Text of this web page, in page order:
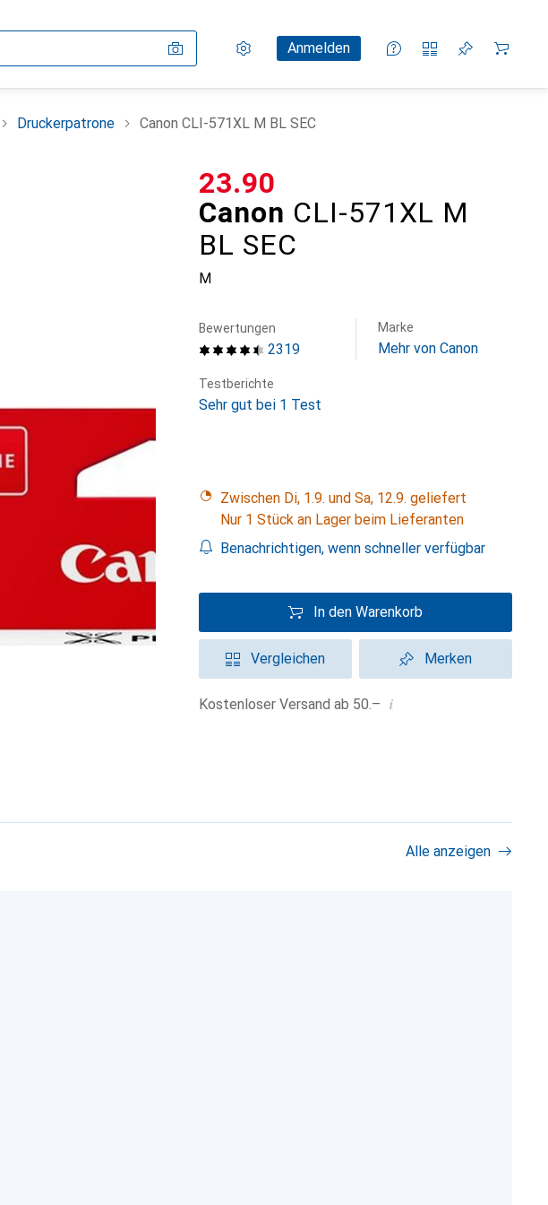
Einstellungen
KundenkontoAnmelden
Vergleichslisten
Merklisten
Warenkorb
Druckerpatrone Canon CLI-571XL M BL SEC
Canon CLI-571XL M
BL SEC
M
CHF
23.90
2319
Bewertungen Marke
Mehr von Canon
Testberichte
Sehr gut bei 1 Test
Zwischen Di, 1.9. und Sa, 12.9. geliefert
Nur 1 Stück an Lager beim Lieferanten
Benachrichtigen, wenn schneller verfügbar
In den Warenkorb
Vergleichen Merken
Kostenloser Versand ab 50.– i
Alle anzeigen